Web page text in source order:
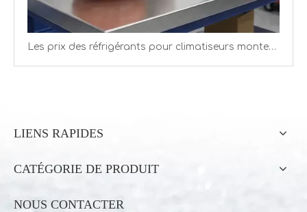
Les prix des réfrigérants pour climatiseurs montent en flèche en 2026 alors que les quotas resserrent l’offre
LIENS RAPIDES
CATÉGORIE DE PRODUIT
NOUS CONTACTER